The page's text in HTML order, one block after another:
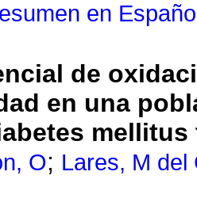
en
de
en una
mellitus
O; Lares, M del